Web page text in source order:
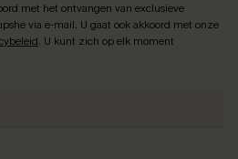
met het ontvangen van exclusieve
via e-mail. U gaat ook akkoord met onze
. U kunt zich op elk moment